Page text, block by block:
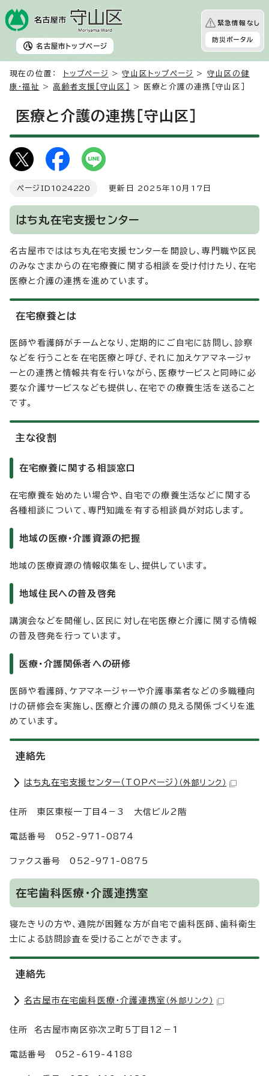
名古屋市 トップページ
緊急情報なし
防災ポータル
現在の位置： トップページ >守山区トップページ > 守山区の健
康・福祉
> 高齢者支援［守山区］ > 医療と介護の連携［守山区］
医療と介護の連携［守山区］
ページID 1024220 更新日 2025年10月17日
はち丸在宅支援センター
名古屋市でははち丸在宅支援センターを開設し、専門職や区民
のみなさまからの在宅療養に関する相談を受け付けたり、在宅
医療と介護の連携を進めています。
在宅療養とは
医師や看護師がチームとなり、定期的にご自宅に訪問し、診察
などを行うことを在宅医療と呼び、それに加えケアマネージャ
ーとの連携と情報共有を行いながら、医療サービスと同時に必
要な介護サービスなども提供し、在宅での療養生活を送ること
です。
主な役割
在宅療養に関する相談窓口
在宅療養を始めたい場合や、自宅での療養生活などに関する
各種相談について、専門知識を有する相談員が対応します。
地域の医療・介護資源の把握
地域の医療資源の情報収集をし、提供しています。
地域住民への普及啓発
講演会などを開催し、区民に対し在宅医療と介護に関する情報
の普及啓発を行っています。
医療・介護関係者への研修
医師や看護師、ケアマネージャーや介護事業者などの多職種向
けの研修会を実施し、医療と介護の顔の見える関係づくりを進
めています。
連絡先
はち丸在宅支援センター（TOPページ） （外部リンク）
住所 東区東桜一丁目4－3 大信ビル2階
電話番号 052-971-0874
ファクス番号 052-971-0875
在宅歯科医療・介護連携室
寝たきりの方や、通院が困難な方が自宅で歯科医師、歯科衛生
士による訪問診査を受けることができます。
連絡先
名古屋市在宅歯科医療・介護連携室 （外部リンク）
住所 名古屋市南区弥次ヱ町5丁目12－1
電話番号 052-619-4188